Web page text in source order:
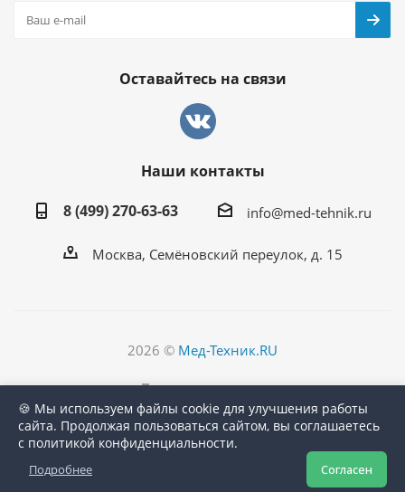
Оставайтесь на связи
Наши контакты
8 (499) 270-63-63
info@med-tehnik.ru
Москва, Семёновский переулок, д. 15
2026 © Мед-Техник.RU
🍪 Мы используем файлы cookie для улучшения работы
сайта. Продолжая пользоваться сайтом, вы соглашаетесь
с политикой конфиденциальности.
Подробнее Согласен